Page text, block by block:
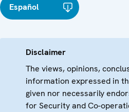
Español
Disclaimer
The views, opinions,
information expressed in
given nor necessarily
for Security and Co-